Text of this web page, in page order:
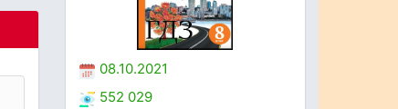
08.10.2021
552 029